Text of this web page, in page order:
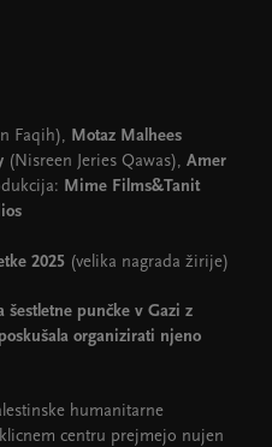
Faqih), Motaz Malhees
(Nisreen Jeries Qawas), Amer
Mime Films&Tanit
2025 (velika nagrada žirije)
šestletne punčke v Gazi z
organizirati njeno
humanitarne
centru prejmejo nujen